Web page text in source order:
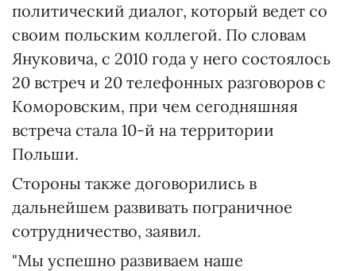
политический диалог, который ведет со
своим польским коллегой. По словам
Януковича, с 2010 года у него состоялось
20 встреч и 20 телефонных разговоров с
Коморовским, при чем сегодняшняя
встреча стала 10-й на территории
Польши.
Стороны также договорились в
дальнейшем развивать пограничное
сотрудничество, заявил.
"Мы успешно развиваем наше